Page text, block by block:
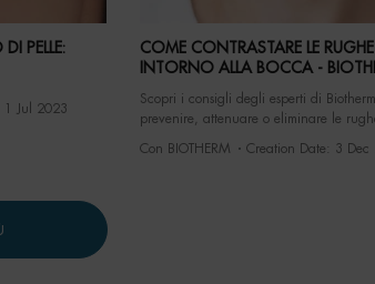
PELLE:
1 Jul 2023
COME CONTRASTARE LE RUGHE
INTORNO ALLA BOCCA -
Scopri i consigli degli esperti di
prevenire, attenuare o eliminare le
Con BIOTHERM Creation Date: 3 Dec